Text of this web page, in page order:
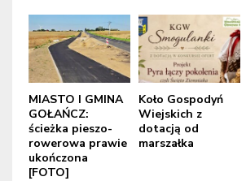
MIASTO I GMINA
GOŁAŃCZ:
ścieżka pieszo-
rowerowa prawie
ukończona
[FOTO]
Koło Gospodyń
Wiejskich z
dotacją od
marszałka